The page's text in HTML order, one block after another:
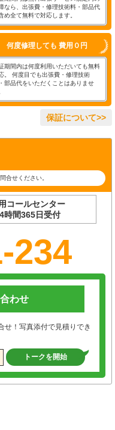
なら、出張費・修理技術料・部品代
め全て無料で対応します。
何度修理しても 費用０円
期間内は何度利用いただいても無料
。 何度目でも出張費・修理技術
部品代をいただくことはありませ
保証について>>
合せください。
コールセンター
時間365日受付
234
わせ
せ！写真添付で見積りでき
トークを開始